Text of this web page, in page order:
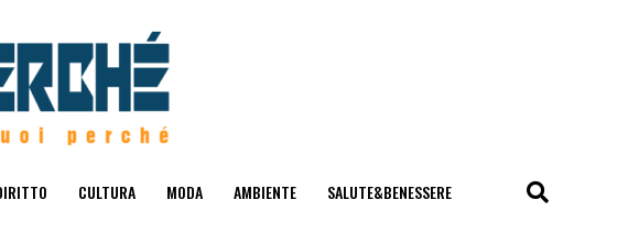
CULTURA MODA AMBIENTE SALUTE&BENESSERE